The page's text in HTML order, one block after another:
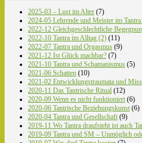
2025-03 – Lust im Alter (7)
2024-05 Lehrende und Meister im
2022-12 Gleichgeschlechtliche
2022-10 Tantra im Alltag (2) (11)
2022-07 Tantra und Orgasmus (9)
2021-12 Ist Glück machbar? (7)
2021-10 Tantra und Schamanismus (5)
2021-06 Schatten (10)
2021-02 Entwicklungstraumata und
2020-11 Das Tantrische Ritual (12)
2020-09 Wenn es nicht funktioniert (6)
2020-06 Tantrische Beziehungskunst (6)
2020-04 Tantra und Gesellschaft (9)
2019-11 Wo Tantra draufsteht ist auch
2019-09 Tantra und SM – Unmöglich